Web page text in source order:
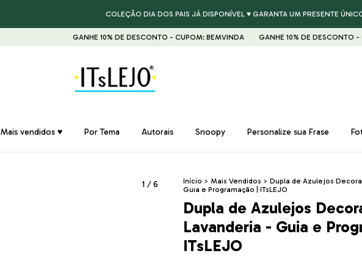
COLEÇÃO DIA DOS PAIS JÁ DISPONÍVEL ♥ GARANTA UM PRESENTE ÚNICO!
GANHE 10% DE DESCONTO - CUPOM: BEMVINDA GANHE 10% DE DESCONTO -
Mais vendidos ♥ Por Tema Autorais Snoopy Personalize sua Frase
1/6 Início > Mais Vendidos > Dupla de Azulejos
Guia e Programação | ITsLEJO
Dupla de Azulejos
Lavanderia - Guia e
ITsLEJO